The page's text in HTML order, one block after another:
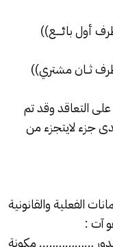
بائــــع))
مشتري))
على التعاقد وقد تم
جزء لايتجزء من
الفعلية والقانونية
آت :
حوالى …………..م2 تقع بالدور …………….. مكونة